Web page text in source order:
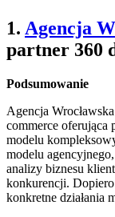
1. Agencja
partner 360
Podsumowanie
Agencja
commerce oferująca
modelu
modelu
analizy biznesu
konkurencji.
konkretne działania